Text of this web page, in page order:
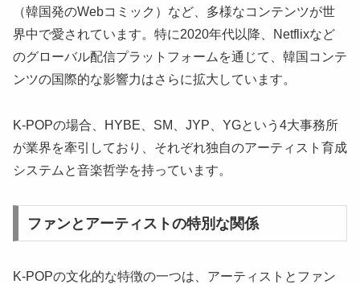
（韓国発のWebコミック）など、多様なコンテンツが世
界中で愛されています。特に2020年代以降、Netflixなど
のグローバル配信プラットフォームを通じて、韓国コンテ
ンツの国際的な影響力はさらに拡大しています。
K-POPの場合、HYBE、SM、JYP、YGという4大事務所
が業界を牽引しており、それぞれ独自のアーティスト育成
システムと音楽哲学を持っています。
ファンとアーティストの特別な関係
K-POPの文化的な特徴の一つは、アーティストとファン